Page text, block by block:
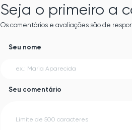
Seja o primeiro a
Os comentários e avaliações são de
Seu nome
Seu comentário